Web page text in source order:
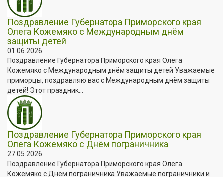
Поздравление Губернатора Приморского края
Олега Кожемяко с Международным днём
защиты детей
01.06.2026
Поздравление Губернатора Приморского края Олега
Кожемяко с Международным днём защиты детей Уважаемые
приморцы, поздравляю вас с Международным днём защиты
детей! Этот праздник...
Поздравление Губернатора Приморского края
Олега Кожемяко с Днём пограничника
27.05.2026
Поздравление Губернатора Приморского края Олега
Кожемяко с Днём пограничника Уважаемые пограничники и